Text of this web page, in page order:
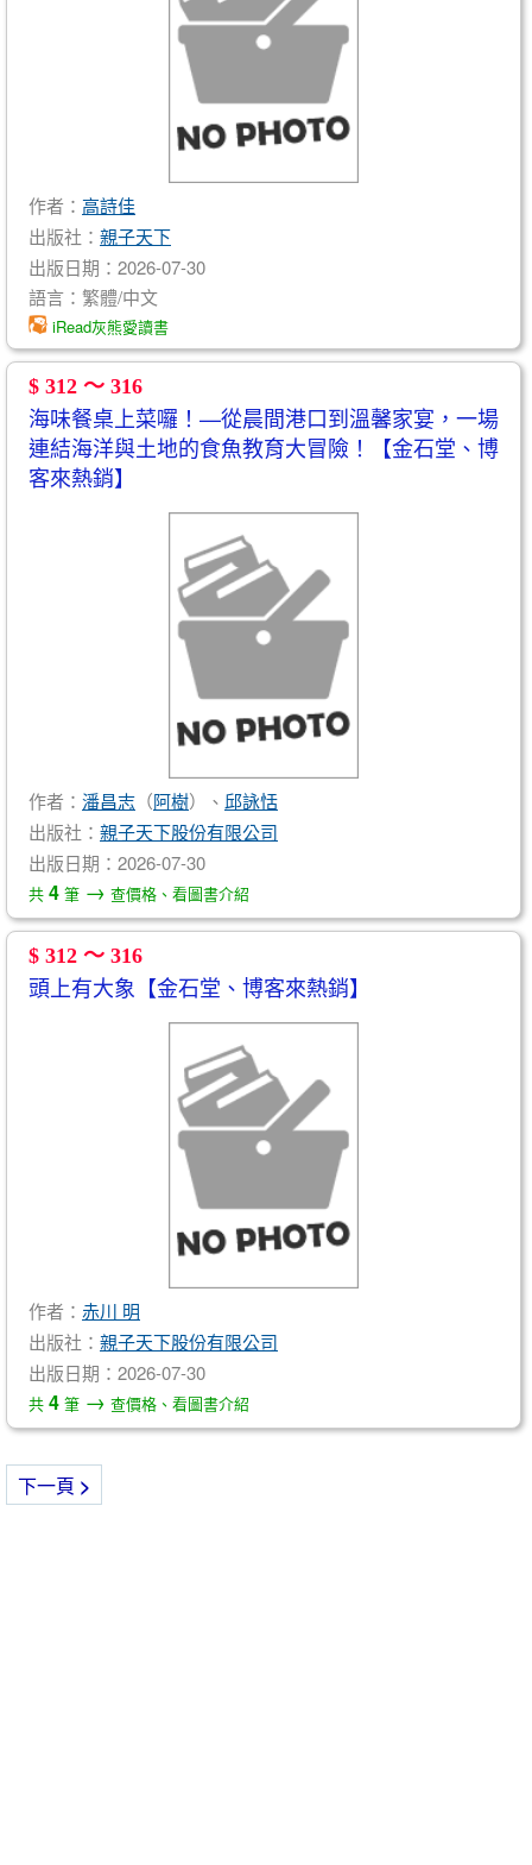
作者： 高詩佳
出版社： 親子天下
出版日期：2026-07-30
語言：繁體/中文
iRead灰熊愛讀書
$ 312 ～ 316
海味餐桌上菜囉！—從晨間港口到溫馨家宴，一場
連結海洋與土地的食魚教育大冒險！【金石堂、博
客來熱銷】
作者： 潘昌志 （阿樹）、 邱詠恬
出版社： 親子天下股份有限公司
出版日期：2026-07-30
共 4 筆 → 查價格、看圖書介紹
$ 312 ～ 316
頭上有大象【金石堂、博客來熱銷】
作者： 赤川 明
出版社： 親子天下股份有限公司
出版日期：2026-07-30
共 4 筆 → 查價格、看圖書介紹
下一頁 >